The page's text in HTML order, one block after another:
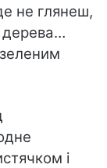
не глянеш,
дерева…
і